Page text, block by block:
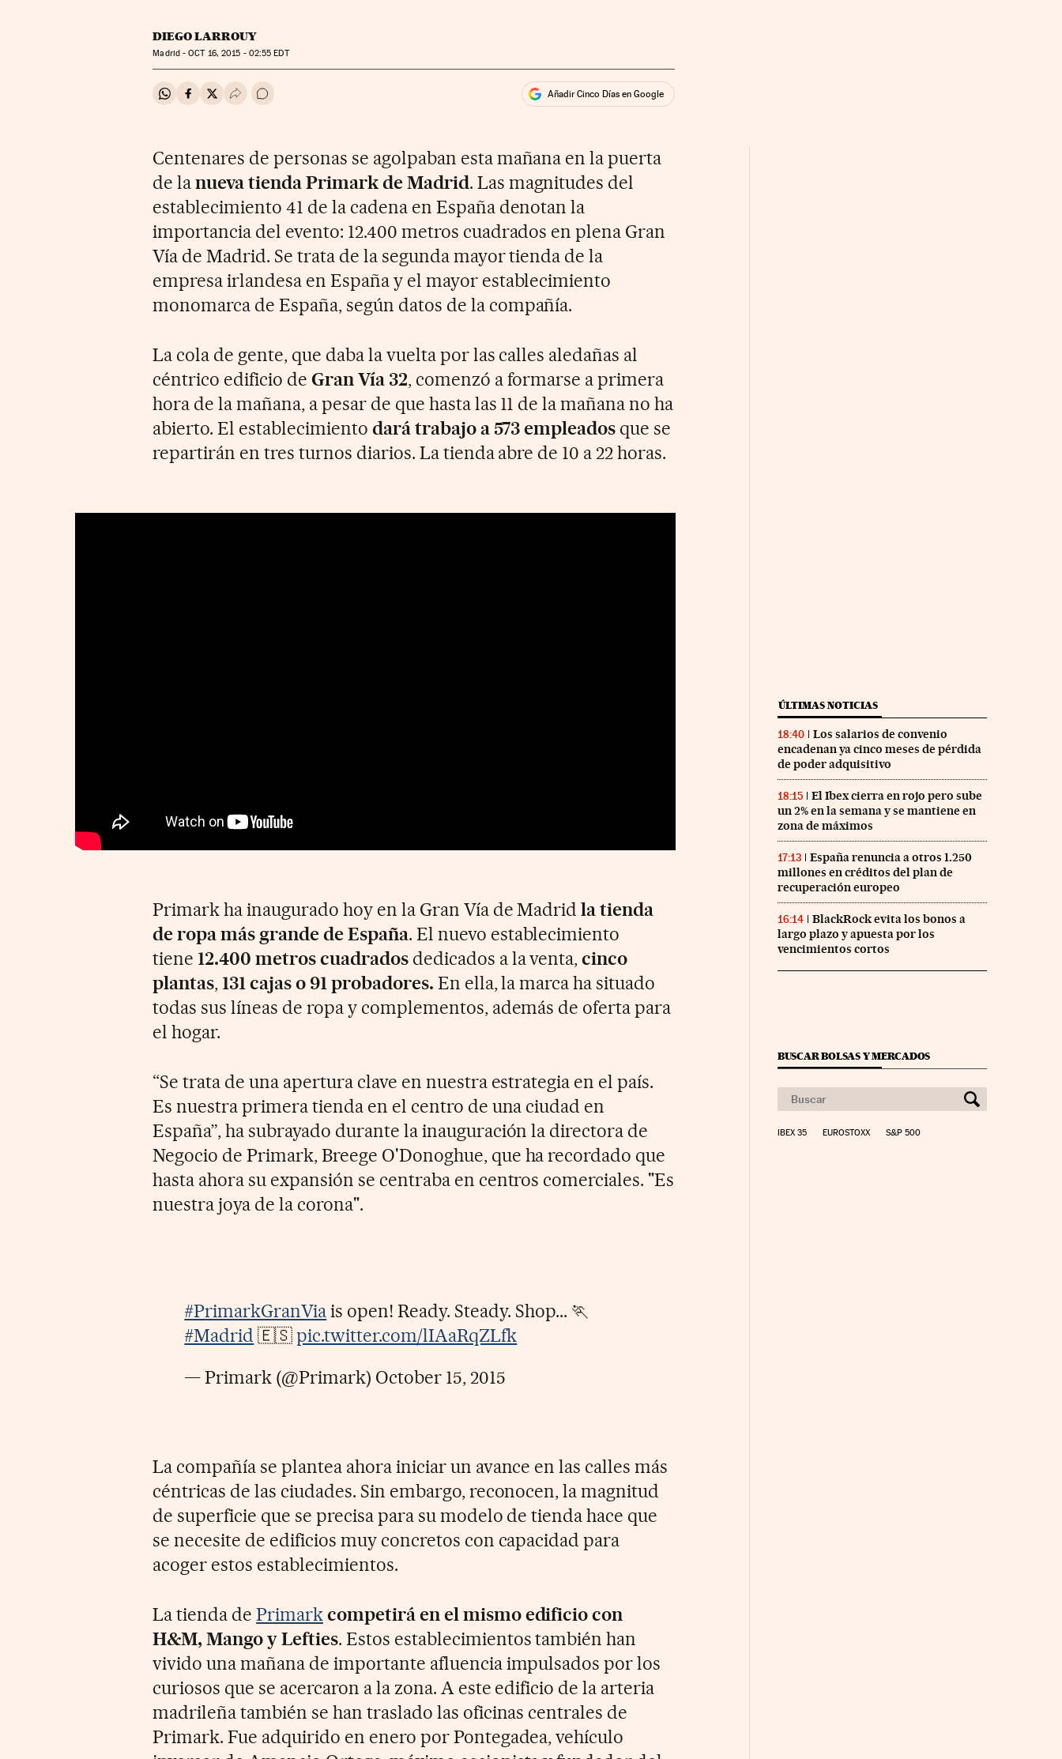
DIEGO LARROUY
Madrid -OCT16, 2015 - 02:55 EDT
Compartir en Whatsapp
Compartir en Facebook
Compartir en Twitter
Desplegar Redes Sociales
Ir a los comentarios Añadir Cinco Días en Google
Centenares de personas se agolpaban esta mañana en la puerta
de lanueva tienda Primark de Madrid. Las magnitudes del
establecimiento 41 de la cadena en España denotan la
importancia del evento: 12.400 metros cuadrados en plena Gran
Vía de Madrid. Se trata de la segunda mayor tienda de la
empresa irlandesa en España y el mayor establecimiento
monomarca de España, según datos de la compañía.
La cola de gente, que daba la vuelta por las calles aledañas al
céntrico edificio de Gran Vía 32, comenzó a formarse a primera
hora de la mañana, a pesar de que hasta las 11 de la mañana no ha
abierto. El establecimiento dará trabajo a 573 empleados que se
repartirán en tres turnos diarios. La tienda abre de 10 a 22 horas.
Primark ha inaugurado hoy en la Gran Vía de Madridla tienda
de ropa más grande de España. El nuevo establecimiento
tiene 12.400 metros cuadradosdedicados a la venta,cinco
plantas, 131 cajas o 91 probadores. En ella, la marca ha situado
todas sus líneas de ropa y complementos, además de oferta para
el hogar.
“Se trata de una apertura clave en nuestra estrategia en el país.
Es nuestra primera tienda en el centro de una ciudad en
España”, ha subrayado durante la inauguración la directora de
Negocio de Primark, Breege O'Donoghue, que ha recordado que
hasta ahora su expansión se centraba en centros comerciales. "Es
nuestra joya de la corona".
#PrimarkGranViais open! Ready. Steady. Shop... 🏃
#Madrid 🇪🇸pic.twitter.com/lIAaRqZLfk
— Primark (@Primark) October 15, 2015
La compañía se plantea ahora iniciar un avance en las calles más
céntricas de las ciudades. Sin embargo, reconocen, la magnitud
de superficie que se precisa para su modelo de tienda hace que
se necesite de edificios muy concretos con capacidad para
acoger estos establecimientos.
La tienda dePrimarkcompetirá en el mismo edificio con
H&M, Mango y Lefties. Estos establecimientos también han
vivido una mañana de importante afluencia impulsados por los
curiosos que se acercaron a la zona. A este edificio de la arteria
madrileña también se han traslado las oficinas centrales de
Primark. Fue adquirido en enero por Pontegadea, vehículo
ÚLTIMAS NOTICIAS
18:40
Los salarios de convenio
encadenan ya cinco meses de pérdida
de poder adquisitivo
18:15
El Ibex cierra en rojo pero sube
un 2% en la semana y se mantiene en
zona de máximos
17:13
España renuncia a otros 1.250
millones en créditos del plan de
recuperación europeo
16:14
BlackRock evita los bonos a
largo plazo y apuesta por los
vencimientos cortos
BUSCAR BOLSAS Y MERCADOS
IBEX 35 EUROSTOXX S&P 500